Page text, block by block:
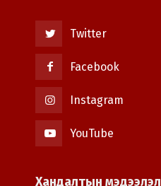
Twitter
Facebook
Instagram
YouTube
Хандалтын мэдээлэл